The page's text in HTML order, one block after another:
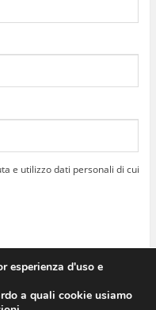
e utilizzo dati personali di cui
esperienza d'uso e
a quali cookie usiamo